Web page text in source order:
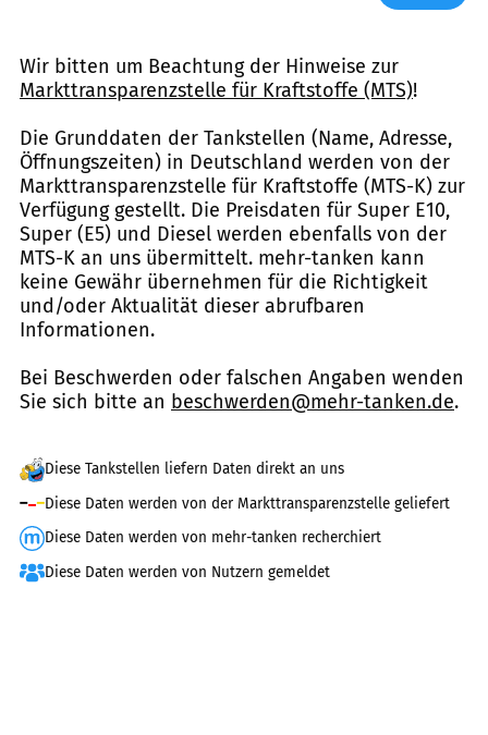
Wir bitten um Beachtung der Hinweise zur
Markttransparenzstelle für Kraftstoffe (MTS)!
Die Grunddaten der Tankstellen (Name, Adresse,
Öffnungszeiten) in Deutschland werden von der
Markttransparenzstelle für Kraftstoffe (MTS-K) zur
Verfügung gestellt. Die Preisdaten für Super E10,
Super (E5) und Diesel werden ebenfalls von der
MTS-K an uns übermittelt. mehr-tanken kann
keine Gewähr übernehmen für die Richtigkeit
und/oder Aktualität dieser abrufbaren
Informationen.
Bei Beschwerden oder falschen Angaben wenden
Sie sich bitte an beschwerden@mehr-tanken.de.
Diese Tankstellen liefern Daten direkt an uns
Diese Daten werden von der Markttransparenzstelle geliefert
Diese Daten werden von mehr-tanken recherchiert
Diese Daten werden von Nutzern gemeldet